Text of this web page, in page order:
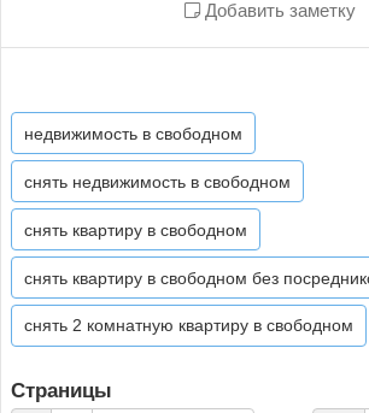
Добавить заметку
недвижимость в свободном
снять недвижимость в свободном
снять квартиру в свободном
снять квартиру в свободном без
снять 2 комнатную квартиру в свободном
Страницы